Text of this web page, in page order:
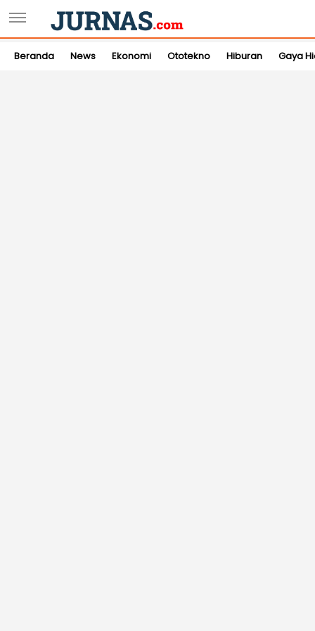
Beranda News Ekonomi Ototekno Hiburan Gaya